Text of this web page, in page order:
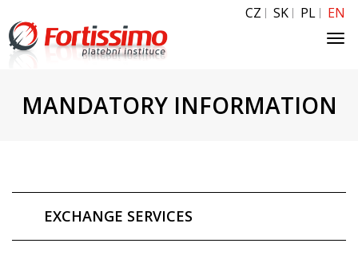
CZ SK PL EN
MANDATORY INFORMATION
EXCHANGE SERVICES